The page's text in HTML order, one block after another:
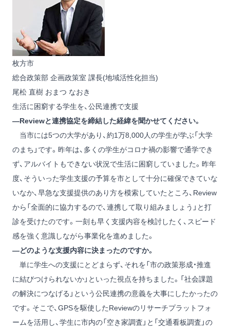
枚方市
総合政策部 企画政策室 課長(地域活性化担当)
尾松 直樹 おまつ なおき
生活に困窮する学生を、公民連携で支援
―Reviewと連携協定を締結した経緯を聞かせてください。
当市には5つの大学があり、約1万8,000人の学生が学ぶ「大学
のまち」です。昨年は、多くの学生がコロナ禍の影響で通学でき
ず、アルバイトもできない状況で生活に困窮していました。昨年
度、そういった学生支援の予算を市として十分に確保できていな
いなか、早急な支援提供のあり方を模索していたところ、Review
から「全面的に協力するので、連携して取り組みましょう」と打
診を受けたのです。一刻も早く支援内容を検討したく、スピード
感を強く意識しながら事業化を進めました。
―どのような支援内容に決まったのですか。
単に学生への支援にとどまらず、それを「市の政策形成・推進
に結びつけられないか」といった視点を持ちました。「社会課題
の解決につなげる」という公民連携の意義を大事にしたかったの
です。そこで、GPSを駆使したReviewのリサーチプラットフォ
ームを活用し、学生に市内の「空き家調査」と「交通看板調査」の